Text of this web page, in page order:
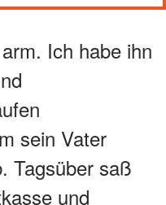
Ich habe ihn
sein Vater
Tagsüber saß
und